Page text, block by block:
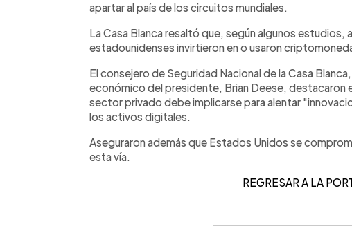
apartar al país de los circuitos mundiales.
La Casa Blanca resaltó que, según algunos estudios,
estadounidenses invirtieron en o usaron
El consejero de Seguridad Nacional de la Casa
económico del presidente, Brian Deese, destacaron
sector privado debe implicarse para alentar
los activos digitales.
Aseguraron además que Estados Unidos se
esta vía.
REGRESAR A LA